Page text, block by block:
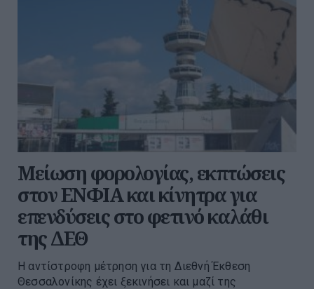
Μείωση φορολογίας, εκπτώσεις
στον ΕΝΦΙΑ και κίνητρα για
επενδύσεις στο φετινό καλάθι
της ΔΕΘ
Η αντίστροφη μέτρηση για τη Διεθνή Έκθεση
Θεσσαλονίκης έχει ξεκινήσει και μαζί της